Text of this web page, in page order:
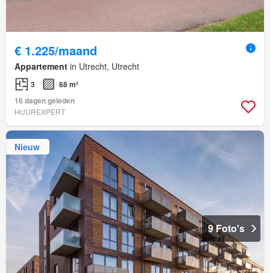
€ 1.225/maand
Appartement in Utrecht, Utrecht
3
68 m²
16 dagen geleden
HUUREXPERT
Nieuw
9 Foto's